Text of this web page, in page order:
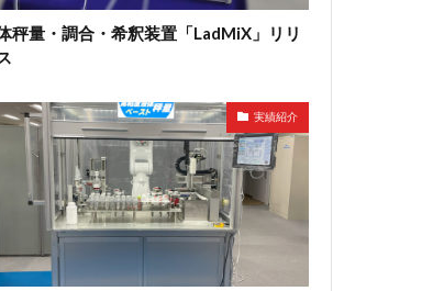
秤量・調合・希釈装置「LadMiX」リリ
実績紹介